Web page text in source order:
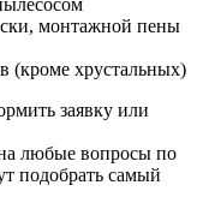
монтажной пены
(кроме хрустальных)
заявку или
любые вопросы по
подобрать самый